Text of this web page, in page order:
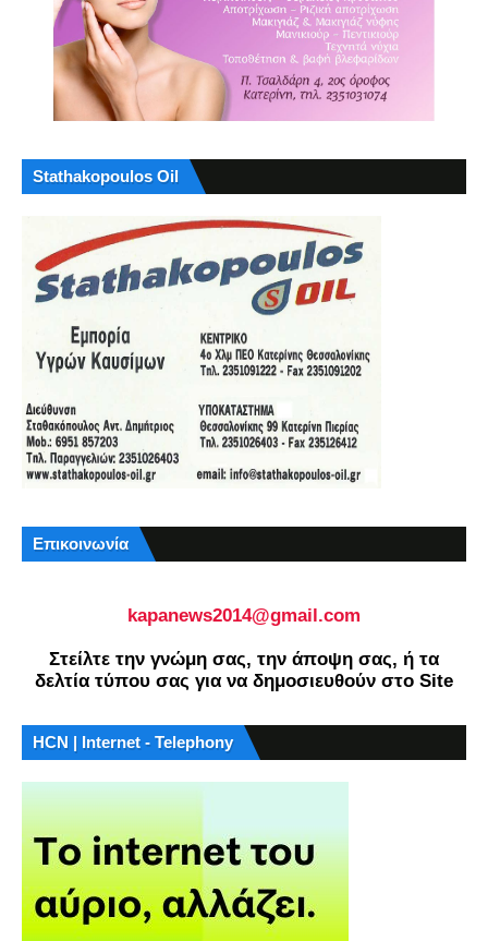
Stathakopoulos Oil
Επικοινωνία
kapanews2014@gmail.com
Στείλτε την γνώμη σας, την άποψη σας, ή τα
δελτία τύπου σας για να δημοσιευθούν στο Site
HCN | Internet - Telephony